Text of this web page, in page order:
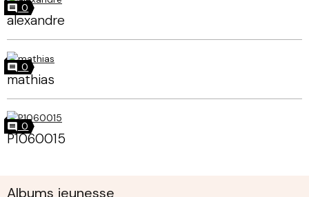
0
alexandre
0
mathias
0
P1060015
Albums jeunesse